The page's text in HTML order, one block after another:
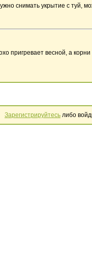
снимать укрытие с туй,
пригревает весной, а
Зарегистрируйтесь либо